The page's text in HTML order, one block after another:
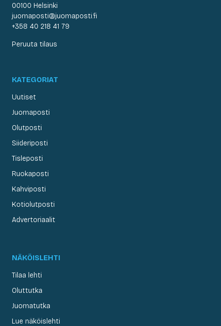
00100 Helsinki
juomaposti@juomaposti.fi
+358 40 218 41 79
Peruuta tilaus
KATEGORIAT
Uutiset
Juomaposti
Olutposti
Siideriposti
Tisleposti
Ruokaposti
Kahviposti
Kotiolutposti
Advertoriaalit
NÄKÖISLEHTI
Tilaa lehti
Oluttutka
Juomatutka
Lue näköislehti